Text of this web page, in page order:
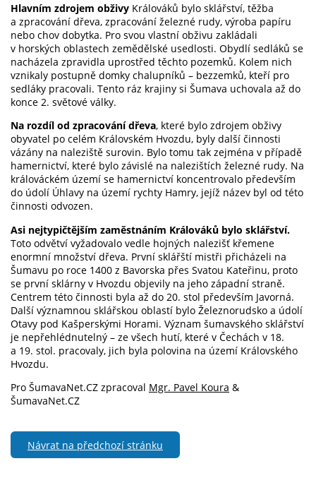
Hlavním zdrojem obživy Králováků bylo sklářství, těžba
a zpracování dřeva, zpracování železné rudy, výroba papíru
nebo chov dobytka. Pro svou vlastní obživu zakládali
v horských oblastech zemědělské usedlosti. Obydlí sedláků se
nacházela zpravidla uprostřed těchto pozemků. Kolem nich
vznikaly postupně domky chalupníků – bezzemků, kteří pro
sedláky pracovali. Tento ráz krajiny si Šumava uchovala až do
konce 2. světové války.
Na rozdíl od zpracování dřeva, které bylo zdrojem obživy
obyvatel po celém Královském Hvozdu, byly další činnosti
vázány na naleziště surovin. Bylo tomu tak zejména v případě
hamernictví, které bylo závislé na nalezištích železné rudy. Na
králováckém území se hamernictví koncentrovalo především
do údolí Úhlavy na území rychty Hamry, jejíž název byl od této
činnosti odvozen.
Asi nejtypičtějším zaměstnáním Králováků bylo sklářství.
Toto odvětví vyžadovalo vedle hojných nalezišť křemene
enormní množství dřeva. První sklářští mistři přicházeli na
Šumavu po roce 1400 z Bavorska přes Svatou Kateřinu, proto
se první sklárny v Hvozdu objevily na jeho západní straně.
Centrem této činnosti byla až do 20. stol především Javorná.
Další významnou sklářskou oblastí bylo Železnorudsko a údolí
Otavy pod Kašperskými Horami. Význam šumavského sklářství
je nepřehlédnutelný – ze všech hutí, které v Čechách v 18.
a 19. stol. pracovaly, jich byla polovina na území Královského
Hvozdu.
Pro ŠumavaNet.CZ zpracoval Mgr. Pavel Koura &
ŠumavaNet.CZ
Návrat na předchozí stránku